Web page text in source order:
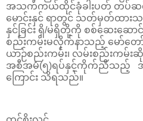
အသက်ကယ်ထိုင်ခုံခါးပတ် တပ်ဆင်ခ
မောင်းနှင် ရာတွင် သတ်မှတ်ထား
နှင်ခြင်း ရှိ/မရှိတို့ကို စစ်ဆေးဆေ
စည်းကမ်းမလိုက်နာသည့် မော်တော်
ယာဉ်စည်းကမ်း၊ လမ်းစည်းကမ်းဆိုင်
အစီအမံ(၅)ရပ်နှင့်ကိုက်ညီသည့် အ
ကြောင်း သိရသည်။